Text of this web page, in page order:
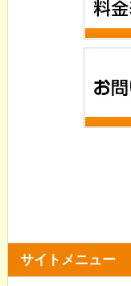
サイトメニュー